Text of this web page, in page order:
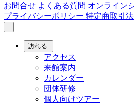
お問合せ よくある質問 オンライン
プライバシーポリシー 特定商取引
訪れる
アクセス
来館案内
カレンダー
団体研修
個人向けツアー